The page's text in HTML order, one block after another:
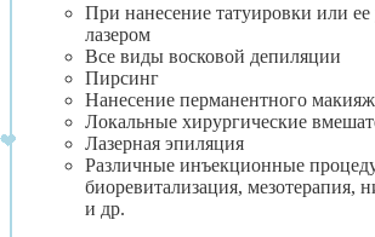
При нанесение татуировки или ее
лазером
Все виды восковой депиляции
Пирсинг
Нанесение перманентного
Локальные хирургические
Лазерная эпиляция
Различные инъекционные
биоревитализация, мезотерапия,
и др.